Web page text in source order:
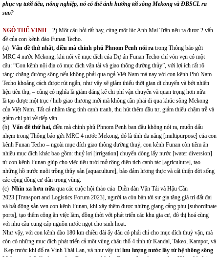
phục vụ tưới tiêu, nông nghiệp, nó có thể ảnh hưởng tới sông Mekong và ĐBSCL ra
sao?
NGÔ THẾ VINH
2) Một câu hỏi rất hay, cùng một lúc Anh Mai Trần nêu ra được 2 vấn
đề của con kênh đào Funan Techo.
(a) Vấn đề thứ nhất, điều mà chính phủ Phnom Penh nói ra trong Thông báo gửi
MRC 4 nước Mekong; khi nói về mục đích của Dự án Funan Techo chỉ vỏn vẹn có một
câu: “Con kênh nội địa có mục đích vận tải và giao thông đường thủy”, với lợi ích rất rõ
ràng: chặng đường sông nếu không phải qua ngả Việt Nam mà nay với con kênh Phù Nam
Techo khoảng cách được rút ngắn, như vậy sẽ giảm thiểu thời gian di chuyển và bớt nhiên
liệu tiêu thụ, – cũng có nghĩa là giảm đáng kể chi phí vận chuyển và quan trọng hơn nữa
là tạo được một trục / hub giao thương mới mà không cần phải đi qua khúc sông Mekong
của Việt Nam. Tất cả nhằm tăng tính cạnh tranh, thu hút thêm đầu tư, giảm thiểu chậm trễ và
giảm chi phí về tiếp vận.
(b) Vấn đề thứ hai, điều mà chính phủ Phnom Penh ban đầu không nói ra, muốn dấu
nhẹm trong Thông báo gửi MRC 4 nước Mekong, đó là tính đa năng [multipurpose] của con
kênh Funan Techo – ngoài mục đích giao thông đường thuỷ, con kênh Funan còn tiềm ẩn
nhiều mục đích khác bao gồm: thuỷ lợi [irrigation] chuyển dòng lấy nước [water diversion]
từ con kênh Funan giúp cho việc tiêu tưới mở rộng diện tích canh tác [agriculture], tạo
những hồ nước nuôi trồng thủy sản [aquaculture], bảo đảm lương thực và cải thiện đời sống
các cộng đồng cư dân trong vùng.
(c) Nhìn xa hơn nữa qua các cuộc hội thảo của Diễn đàn Vận Tải và Hậu Cần
2023 [Transport and Logistics Forum 2023], người ta còn bàn tới sự gia tăng giá trị đất đai
và bất động sản ven con kênh Funan, khi xây thêm được những giang cảng phụ [subordinate
ports], tạo thêm công ăn việc làm, đồng thời với phát triển các khu gia cư, đô thị hoá cùng
với nhu cầu cung cấp nguồn nước ngọt cho sinh hoạt.
Như vậy, với con kênh đào 180 km chiều dài ấy đâu có phải chỉ cho mục đích thuỷ vận, mà
còn có những mục đích phát triển cả một vùng châu thổ 4 tỉnh từ Kandal, Takeo, Kampot, và
Kep trước khi đổ ra Vịnh Thái Lan, và như vậy thì lưu lượng nước lấy từ hệ thống sông